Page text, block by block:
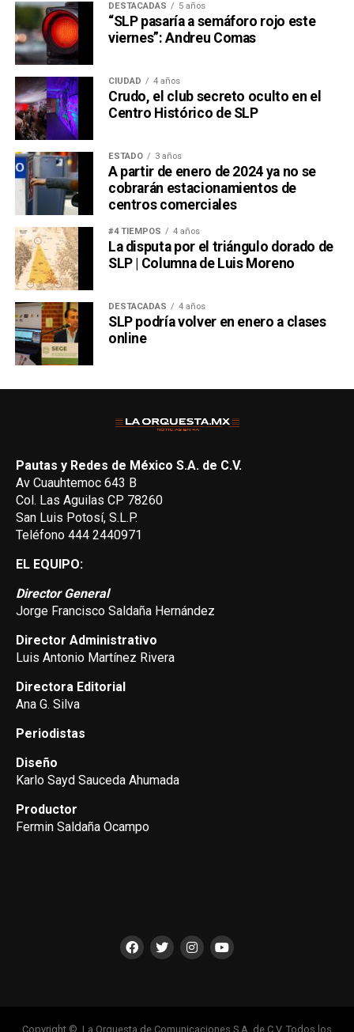
DESTACADAS 5 años
“SLP pasaría a semáforo rojo este
viernes”: Andreu Comas
CIUDAD 4 años
Crudo, el club secreto oculto en el
Centro Histórico de SLP
ESTADO 3 años
A partir de enero de 2024 ya no se
cobrarán estacionamientos de
centros comerciales
#4 TIEMPOS 4 años
La disputa por el triángulo dorado de
SLP | Columna de Luis Moreno
DESTACADAS 4 años
SLP podría volver en enero a clases
online
Pautas y Redes de México S.A. de C.V.
Av Cuauhtemoc 643 B
Col. Las Aguilas CP 78260
San Luis Potosí, S.L.P.
Teléfono 444 2440971
EL EQUIPO:
Director General
Jorge Francisco Saldaña Hernández
Director Administrativo
Luis Antonio Martínez Rivera
Directora Editorial
Ana G. Silva
Periodistas
Diseño
Karlo Sayd Sauceda Ahumada
Productor
Fermin Saldaña Ocampo
Copyright ©, La Orquesta de Comunicaciones S.A. de C.V. Todos los